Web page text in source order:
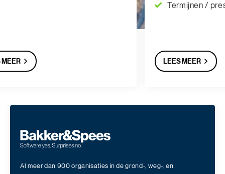
Termijnen /
LEES MEER
Al meer dan 900 organisaties in de grond-, weg-, en